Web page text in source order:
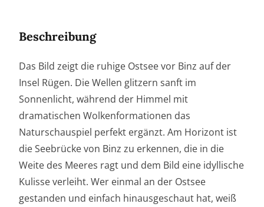
als
Menge
Beschreibung
Das Bild zeigt die ruhige Ostsee vor Binz auf der
Insel Rügen. Die Wellen glitzern sanft im
Sonnenlicht, während der Himmel mit
dramatischen Wolkenformationen das
Naturschauspiel perfekt ergänzt. Am Horizont ist
die Seebrücke von Binz zu erkennen, die in die
Weite des Meeres ragt und dem Bild eine idyllische
Kulisse verleiht. Wer einmal an der Ostsee
gestanden und einfach hinausgeschaut hat, weiß